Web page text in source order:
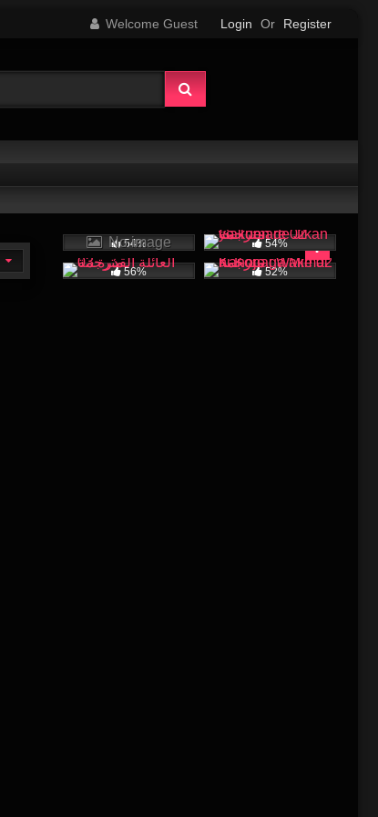
Welcome Guest Login Or Register
No image
54% 54%
56% 52%